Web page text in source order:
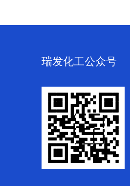
瑞发化工公众号